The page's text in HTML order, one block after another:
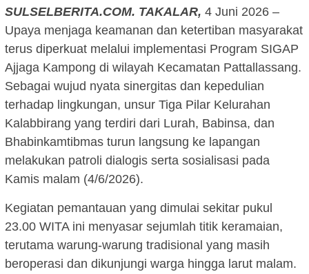
SULSELBERITA.COM. TAKALAR, 4 Juni 2026 –
Upaya menjaga keamanan dan ketertiban masyarakat
terus diperkuat melalui implementasi Program SIGAP
Ajjaga Kampong di wilayah Kecamatan Pattallassang.
Sebagai wujud nyata sinergitas dan kepedulian
terhadap lingkungan, unsur Tiga Pilar Kelurahan
Kalabbirang yang terdiri dari Lurah, Babinsa, dan
Bhabinkamtibmas turun langsung ke lapangan
melakukan patroli dialogis serta sosialisasi pada
Kamis malam (4/6/2026).
Kegiatan pemantauan yang dimulai sekitar pukul
23.00 WITA ini menyasar sejumlah titik keramaian,
terutama warung-warung tradisional yang masih
beroperasi dan dikunjungi warga hingga larut malam.